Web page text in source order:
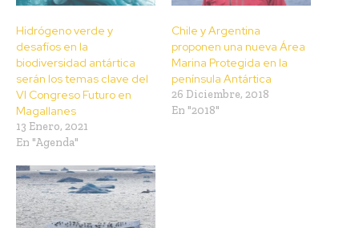
Hidrógeno verde y
desafíos en la
biodiversidad antártica
serán los temas clave del
VI Congreso Futuro en
Magallanes
13 Enero, 2021
En "Agenda"
Chile y Argentina
proponen una nueva Área
Marina Protegida en la
península Antártica
26 Diciembre, 2018
En "2018"